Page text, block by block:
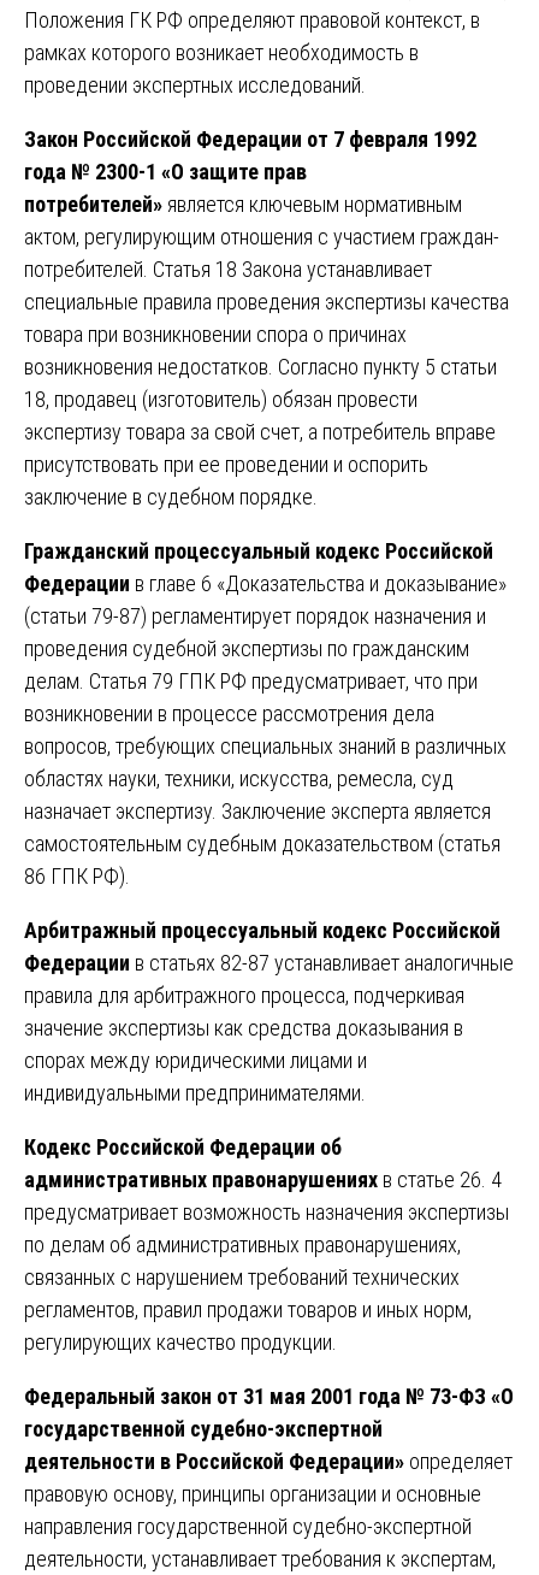
Положения ГК РФ определяют правовой контекст, в
рамках которого возникает необходимость в
проведении экспертных исследований.
Закон Российской Федерации от 7 февраля 1992
года № 2300-1 «О защите прав
потребителей» является ключевым нормативным
актом, регулирующим отношения с участием граждан-
потребителей. Статья 18 Закона устанавливает
специальные правила проведения экспертизы качества
товара при возникновении спора о причинах
возникновения недостатков. Согласно пункту 5 статьи
18, продавец (изготовитель) обязан провести
экспертизу товара за свой счет, а потребитель вправе
присутствовать при ее проведении и оспорить
заключение в судебном порядке.
Гражданский процессуальный кодекс Российской
Федерации в главе 6 «Доказательства и доказывание»
(статьи 79-87) регламентирует порядок назначения и
проведения судебной экспертизы по гражданским
делам. Статья 79 ГПК РФ предусматривает, что при
возникновении в процессе рассмотрения дела
вопросов, требующих специальных знаний в различных
областях науки, техники, искусства, ремесла, суд
назначает экспертизу. Заключение эксперта является
самостоятельным судебным доказательством (статья
86 ГПК РФ).
Арбитражный процессуальный кодекс Российской
Федерации в статьях 82-87 устанавливает аналогичные
правила для арбитражного процесса, подчеркивая
значение экспертизы как средства доказывания в
спорах между юридическими лицами и
индивидуальными предпринимателями.
Кодекс Российской Федерации об
административных правонарушениях в статье 26. 4
предусматривает возможность назначения экспертизы
по делам об административных правонарушениях,
связанных с нарушением требований технических
регламентов, правил продажи товаров и иных норм,
регулирующих качество продукции.
Федеральный закон от 31 мая 2001 года № 73-ФЗ «О
государственной судебно-экспертной
деятельности в Российской Федерации» определяет
правовую основу, принципы организации и основные
направления государственной судебно-экспертной
деятельности, устанавливает требования к экспертам,